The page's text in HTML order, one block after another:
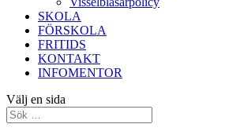
SKOLA
FÖRSKOLA
FRITIDS
KONTAKT
INFOMENTOR
Välj en sida